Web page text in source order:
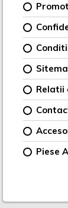
Relatii
Piese